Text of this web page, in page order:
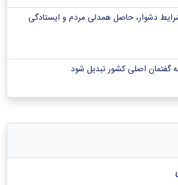
دشوار، حاصل همدلی مردم و ایستادگی
گفتمان اصلی کشور تبدیل شود